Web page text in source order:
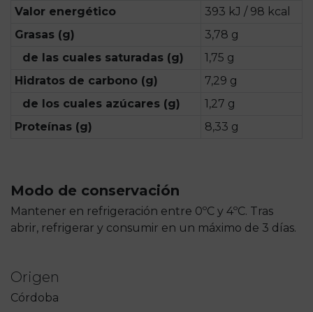
Valor energético
393 kJ / 98 kcal
Grasas (g)
3,78 g
de las cuales saturadas (g)
1,75 g
Hidratos de carbono (g)
7,29 g
de los cuales azúcares (g)
1,27 g
Proteínas (g)
8,33 g
Modo de conservación
Mantener en refrigeración entre 0ºC y 4ºC. Tras
abrir, refrigerar y consumir en un máximo de 3 días.
Origen
Córdoba